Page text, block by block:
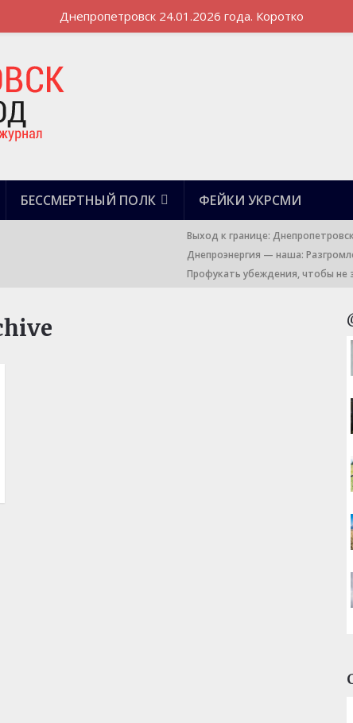
БЕССМЕРТНЫЙ ПОЛК ФЕЙКИ УКРСМИ
Выход к границе:
Днепроэнергия — наша:
Профукать убеждения, чтобы не
Днепропетровск 24.01.2026 года. Коротко